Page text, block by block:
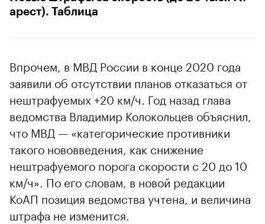
арест). Таблица
Впрочем, в МВД России в конце 2020 года
заявили об отсутствии планов отказаться от
нештрафуемых +20 км/ч. Год назад глава
ведомства Владимир Колокольцев объяснил,
что МВД — «категорические противники
такого нововведения, как снижение
нештрафуемого порога скорости с 20 до 10
км/ч». По его словам, в новой редакции
КоАП позиция ведомства учтена, и величина
штрафа не изменится.